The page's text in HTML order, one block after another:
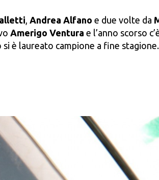
Andrea Alfano e due volte da
Amerigo Ventura e l’anno scorso
si è laureato campione a fine stagione.